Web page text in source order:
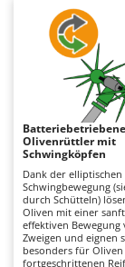
Äxte -
Bandsägen
Baum-
Ardes
Argo
Ariete
Artus
Attila
Ausonia
Awelco
B
Baesso
Bahco
eine direkte
Einwirkung auf die
garantiert so das
während der
Arbeitsfläche
Produktivität
und Bewegung der
gewährleisten ein
Arbeiten auch bei
nicht optimalem
Stromversorgung
(Auto-, Lithium- oder
Rucksackbatterie)
praktische
Wartungsaufwand
auf die Kontrolle der
einen eventuellen
zur Verlängerung der
Betriebsdauer.
Batteriebetriebene
Olivenrüttler mit
Schwingköpfen
Dank der elliptischen
Schwingbewegung
durch Schütteln)
Oliven mit einer
effektiven Bewegung
Zweigen und eignen
besonders für
fortgeschrittenen